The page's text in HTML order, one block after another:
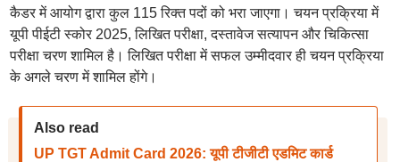
कैडर में आयोग द्वारा कुल 115 रिक्त पदों को भरा जाएगा। चयन प्रक्रिया में
यूपी पीईटी स्कोर 2025, लिखित परीक्षा, दस्तावेज सत्यापन और चिकित्सा
परीक्षा चरण शामिल है। लिखित परीक्षा में सफल उम्मीदवार ही चयन प्रक्रिया
के अगले चरण में शामिल होंगे।
Also read
UP TGT Admit Card 2026: यूपी टीजीटी एडमिट कार्ड